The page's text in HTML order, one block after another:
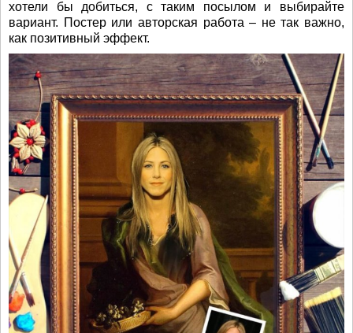
хотели бы добиться, с таким посылом и выбирайте
вариант. Постер или авторская работа – не так важно,
как позитивный эффект.